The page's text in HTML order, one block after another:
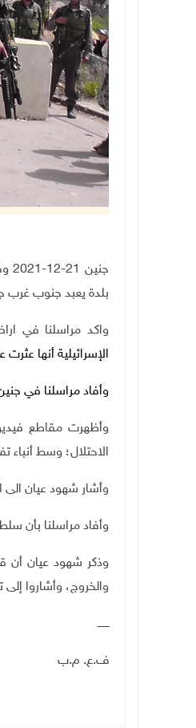
بلدة يعبد جنوب غرب
واكد مراسلنا في اراضي عام 48، نقلا عن وسائل اعلام
الإسرائيلية أنها
وأفاد مراسلنا في جنين بأن
وأظهرت مقاطع
الاحتلال؛ وسط أنباء
وأشار شهود عيان الى
وأفاد مراسلنا بأن
وذكر شهود عيان أن
والخروج، وأشاروا
ـــــــ
ف.ع. م.ب